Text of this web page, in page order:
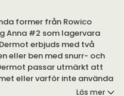
former från Rowico
Anna #2 som lagervara
erbjuds med två
eller ben med snurr- och
passar utmärkt att
eller varför inte använda
Läs mer